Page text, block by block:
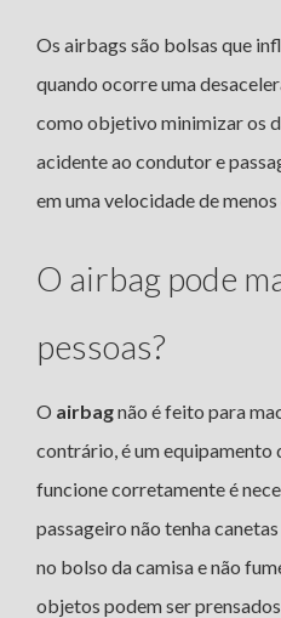
Os airbags são bolsas que
quando ocorre uma
como objetivo minimizar os
acidente ao condutor e
em uma velocidade de
O airbag pode
pessoas?
O airbagnão é feito para
contrário, é um equipamento
funcione corretamente é
passageiro não tenha
no bolso da camisa e não
objetos podem ser